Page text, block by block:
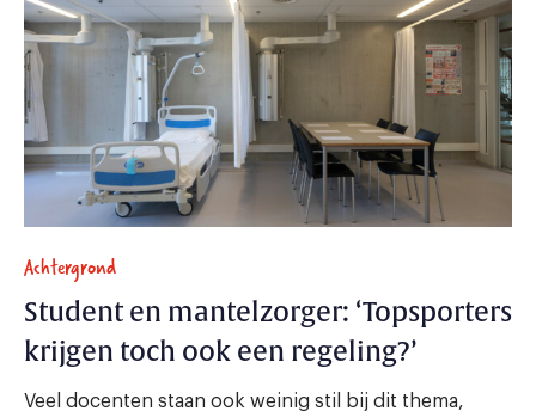
Achtergrond
Student en mantelzorger: ‘Topsporters
krijgen toch ook een regeling?’
Veel docenten staan ook weinig stil bij dit thema,